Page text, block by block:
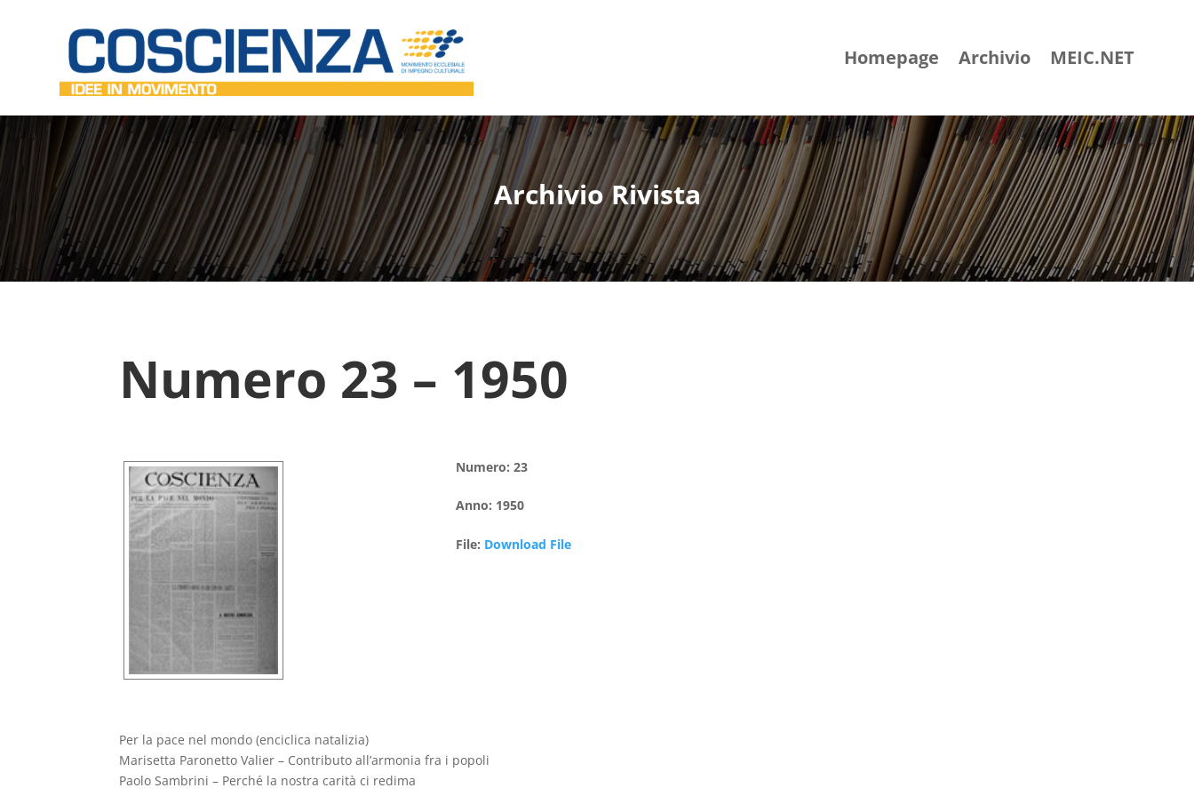
Homepage Archivio MEIC.NET
Archivio Rivista
Numero 23 – 1950
Numero: 23
Anno: 1950
File: Download File
Per la pace nel mondo (enciclica natalizia)
Marisetta Paronetto Valier – Contributo all’armonia fra i popoli
Paolo Sambrini – Perché la nostra carità ci redima